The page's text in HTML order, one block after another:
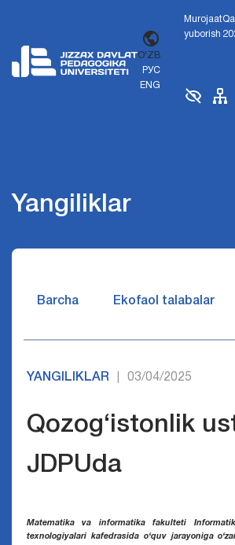
O'ZB
РУС
ENG
Murojaat
yuborish
Yangiliklar
Barcha Ekofaol talabalar
YANGILIKLAR 03/04/2025
Qozog‘istonlik
JDPUda
Matematika va informatika fakulteti
texnologiyalari kafedrasida o‘quv jarayoniga